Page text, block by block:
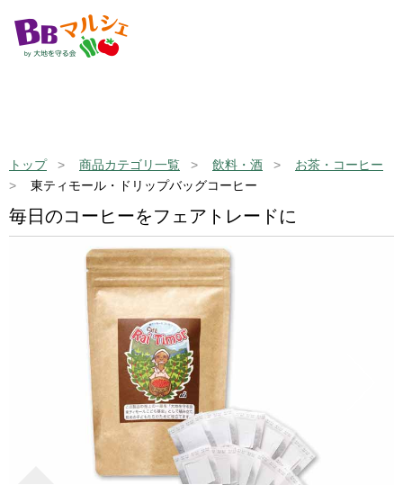
トップ 商品カテゴリ一覧 飲料・酒
お茶・コーヒー
東ティモール・ドリップバッグコーヒー
毎日のコーヒーをフェアトレードに